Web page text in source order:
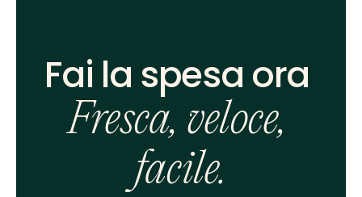
Fai la spesa ora
Fresca, veloce,
facile.